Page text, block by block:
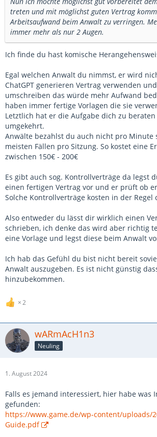
nur legal lizenzierte Software zu
9.Wo du die Assets aufgelistet hast. zb 7
hört es sich so an als müsste er nur Assets
aber nicht hervor, das er die Assets erstellen
muss. Die könntest du dinge wie den
Was "Eine Kleinigkeit von einer
weiß ich auch nicht.
Wenn ihr Profitabel sein wollt dann solltest ihr
wie viele Arbeitsstunden mit in die Assets
Man würde erst eine grobe Schätzung
der Grafiker um alle Assets fertig zu stellen. (
lange er braucht) Das ist die Arbeitszeit die
Er schreibt sich die Zeiten auf und am Schluss
schneller, seid ihr profitabler. Hat er länger
das Budget überansprucht. Ihr könntet ja zb
festlegen das Monatlich diese und diese Zeit
muss. Macht ne gemeinsame Tabelle wo
Zeiten reinschreibt. So geht man auch Streit
hinterher einer sagt: "Ich hab viel mehr
Nur so wird später klar wieviel ihr tatsächlich
ob ihr für 4 Euro pro Stunde gearbeitet habt.
Wie gesagt: Es gibt im Internet so viele
Anwalte grundsätzlich ihre eigenen Vorlagen
mit Sicherheit nicht deinen Vertrag
kannst du dir also sparen für den Anwalt
Was mir an deinem Vertrag insgesamt fehlt,
wo man den Vertrag von oben nach unten
klarer wird zwischen wem ein Vertrag besteht,
der jeweiligen Seiten ist und wann was
Ich finde so sollten die Abschnitte aufgeteilt
treten und mit möglichst guten Vertrag
Arbeitsaufwand beim Anwalt zu verringen.
immer mehr als nur 2 Augen.
Ich finde du hast komische
Egal welchen Anwalt du nimmst, er wird
ChatGPT generieren Vertrag verwenden
umschreiben das würde mehr Aufwand
haben immer fertige Vorlagen die sie
Letztlich hat er die Aufgabe dich zu
umgekehrt.
Anwälte bezahlst du auch nicht pro Minute
meisten Fällen pro Sitzung. So kostet eine
zwischen 150€ - 200€
Es gibt auch sog. Kontrollverträge da legst
einen fertigen Vertrag vor und er prüft ob
Solche Kontrollverträge kosten in der Regel
Also entweder du lässt dir wirklich einen
schrieben, ich denke das wird aber richtig
eine Vorlage und legst diese beim Anwalt
Ich hab das Gefühl du bist nicht bereit
Anwalt auszugeben. Es ist nicht günstig
hinzubekommen.
2
wARmAcH1n3
Neuling
1. August 2024
Falls es jemand interessiert, hier habe was
gefunden:
https://www.game.de/wp-content/uploads/
Guide.pdf